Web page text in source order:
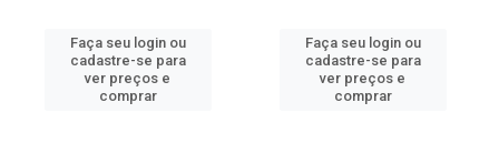
Faça seu login ou
cadastre-se para
ver preços e
comprar
Faça seu login ou
cadastre-se para
ver preços e
comprar